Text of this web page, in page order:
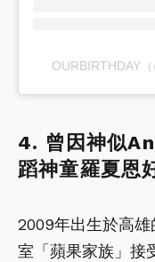
OURBIRTHDAY
4. 曾因神似
蹈神童羅夏恩
2009年出生於高
室「蘋果家族」接